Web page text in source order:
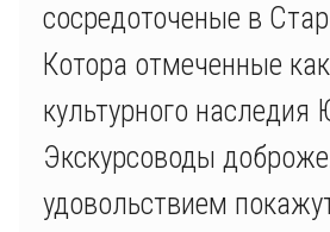
сосредоточеные в
Котора отмеченные
культурного
Экскурсоводы
удовольствием